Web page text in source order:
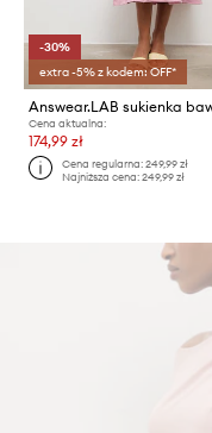
-30%
extra -5% z kodem: OFF*
Answear.LAB sukienka
Cena aktualna:
174,99 zł
Cena regularna:249,99 zł
Najniższa cena:249,99 zł